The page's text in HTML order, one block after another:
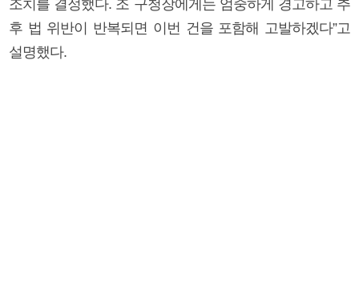
조치를 결정했다. 조 구청장에게는 엄중하게 경고하고 추
후 법 위반이 반복되면 이번 건을 포함해 고발하겠다”고
설명했다.